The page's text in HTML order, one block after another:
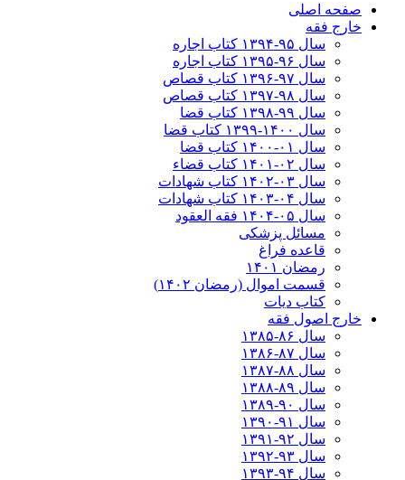
صفحه اصلی
خارج فقه
سال ۹۵-۱۳۹۴ کتاب اجاره
سال ۹۶-۱۳۹۵ کتاب اجاره
سال ۹۷-۱۳۹۶ کتاب قصاص
سال ۹۸-۱۳۹۷ کتاب قصاص
سال ۹۹-۱۳۹۸‍ کتاب قضا
سال ۱۴۰۰-۱۳۹۹ کتاب قضا
سال ۰۱-۱۴۰۰ کتاب قضا
سال ۰۲-۱۴۰۱ کتاب قضاء
سال ۰۳-۱۴۰۲ کتاب شهادات
سال ۰۴-۱۴۰۳ کتاب شهادات
سال ۰۵-۱۴۰۴ فقه العقود
مسائل پزشکی
قاعده فراغ
رمضان ۱۴۰۱
قسمت اموال (رمضان ۱۴۰۲)
کتاب دیات
خارج اصول فقه
سال ۸۶-۱۳۸۵
سال ۸۷-۱۳۸۶
سال ۸۸-۱۳۸۷
سال ۸۹-۱۳۸۸
سال ۹۰-۱۳۸۹
سال ۹۱-۱۳۹۰
سال ۹۲-۱۳۹۱
سال ۹۳-۱۳۹۲
سال ۹۴-۱۳۹۳